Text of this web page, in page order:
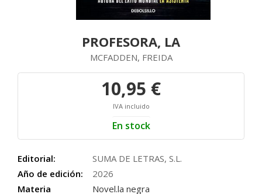
PROFESORA, LA
MCFADDEN, FREIDA
10,95 €
IVA incluido
En stock
Editorial:
SUMA DE LETRAS, S.L.
Año de edición:
2026
Materia
Novel.la negra